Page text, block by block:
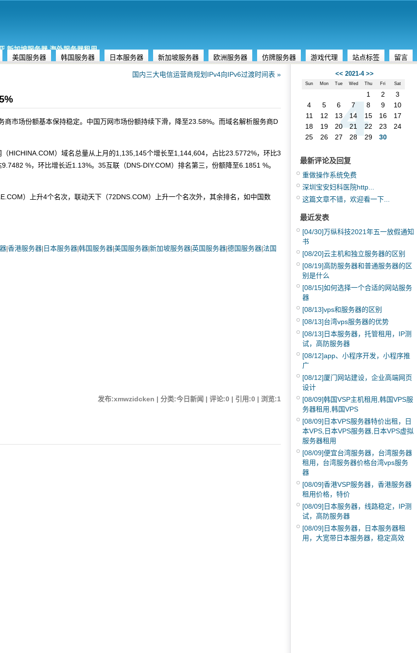
,新加坡服务器,海外服务器租用
美国服务器 韩国服务器 日本服务器 新加坡服务器 欧洲服务器 仿牌服务器 游戏代理 站点标签 留言
国内三大电信运营商规划IPv4向IPv6过渡时间表 »
市场份额基本保持稳定。中国万网市场份额持续下滑，降至23.58%。而域名解析服务商D
HICHINA.COM）域名总量从上月的1,135,145个增长至1,144,604，占比23.5772%，环比3
%，环比增长近1.13%。35互联（DNS-DIY.COM）排名第三，份额降至6.1851 %。
）上升4个名次，联动天下（72DNS.COM）上升一个名次外，其余排名，如中国数
香港服务器 日本服务器 韩国服务器 美国服务器 新加坡服务器 英国服务器 德国服务器 法国
发布:xmwzidcken | 分类:今日新闻 | 评论:0 | 引用:0 | 浏览:1
<< 2021-4 >>
Sun Mon Tue Wed Thu Fri Sat
1 2
3
4
5 6 7 8 9
10
11
12 13 14 15 16
17
18
19 20 21 22 23
24
25
26 27 28 29 30
最新评论及回复
重做操作系统免费
深圳宝安妇科医院http...
这篇文章不错，欢迎看一下...
最近发表
[04/30]万纵科技2021年五一放假通知
书
[08/20]云主机和独立服务器的区别
[08/19]高防服务器和普通服务器的区
别是什么
[08/15]如何选择一个合适的网站服务
器
[08/13]vps和服务器的区别
[08/13]台湾vps服务器的优势
[08/13] 日本服务器，托管租用，IP测
试，高防服务器
[08/12]app、小程序开发，小程序推
广
[08/12]厦门网站建设，企业高端网页
设计
[08/09]韩国VSP主机租用,韩国VPS服
务器租用,韩国VPS
[08/09] 日本VPS服务器特价出租，日
本VPS,日本VPS服务器,日本VPS虚拟
服务器租用
[08/09]便宜台湾服务器，台湾服务器
租用，台湾服务器价格台湾vps服务
器
[08/09]香港VSP服务器，香港服务器
租用价格，特价
[08/09] 日本服务器，线路稳定，IP测
试，高防服务器
[08/09] 日本服务器，日本服务器租
用，大宽带日本服务器，稳定高效